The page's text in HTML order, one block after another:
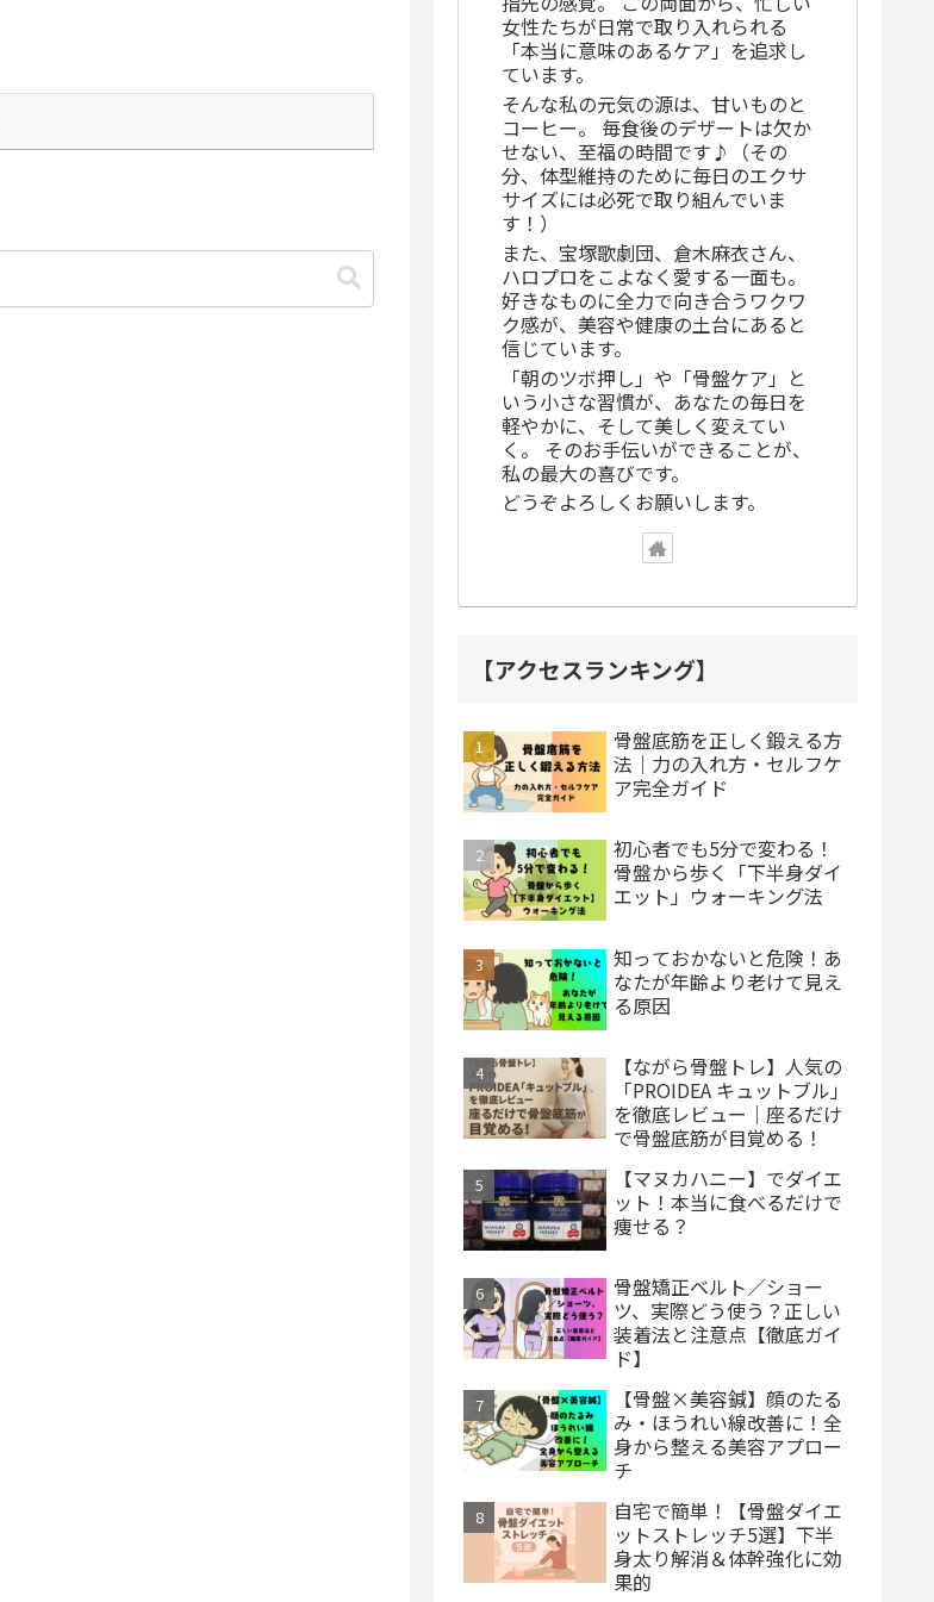
女性たちが日常で取り入れられる
「本当に意味のあるケア」を追求し
ています。
そんな私の元気の源は、甘いものと
コーヒー。 毎食後のデザートは欠か
せない、至福の時間です♪（その
分、体型維持のために毎日のエクサ
サイズには必死で取り組んでいま
す！）
また、宝塚歌劇団、倉木麻衣さん、
ハロプロをこよなく愛する一面も。
好きなものに全力で向き合うワクワ
ク感が、美容や健康の土台にあると
信じています。
「朝のツボ押し」や「骨盤ケア」と
いう小さな習慣が、あなたの毎日を
軽やかに、そして美しく変えてい
く。 そのお手伝いができることが、
私の最大の喜びです。
どうぞよろしくお願いします。
【アクセスランキング】
骨盤底筋を正しく鍛える方
法｜力の入れ方・セルフケ
ア完全ガイド
初心者でも5分で変わる！
骨盤から歩く「下半身ダイ
エット」ウォーキング法
知っておかないと危険！あ
なたが年齢より老けて見え
る原因
【ながら骨盤トレ】人気の
「PROIDEA キュットブル」
を徹底レビュー｜座るだけ
で骨盤底筋が目覚める！
【マヌカハニー】でダイエ
ット！本当に食べるだけで
痩せる？
骨盤矯正ベルト／ショー
ツ、実際どう使う？正しい
装着法と注意点【徹底ガイ
ド】
【骨盤×美容鍼】顔のたる
み・ほうれい線改善に！全
身から整える美容アプロー
チ
自宅で簡単！【骨盤ダイエ
ットストレッチ5選】下半
身太り解消＆体幹強化に効
果的